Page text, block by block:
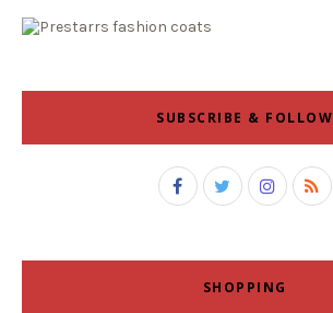
SUBSCRIBE & FOLLOW
SHOPPING